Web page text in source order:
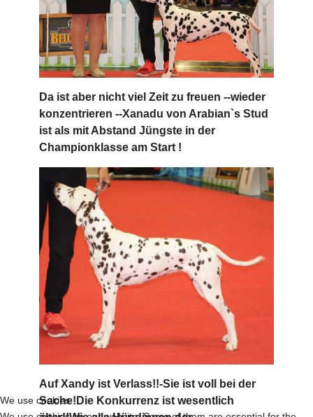
Da ist aber nicht viel Zeit zu freuen --wieder
konzentrieren --Xanadu von Arabian`s Stud
ist als mit Abstand Jüngste in der
Championklasse am Start !
Auf Xandy ist Verlass!!-Sie ist voll bei der
Sache!Die Konkurrenz ist wesentlich
We use cookies